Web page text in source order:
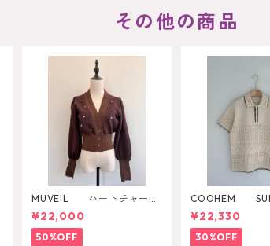
その他の商品
MUVEIL ハートチャーム
カーディガン
¥22,000
50%OFF
COOHEM
BOSSED KNIT
¥22,330
30%OFF